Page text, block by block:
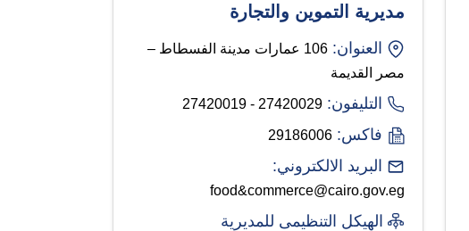
مديرية التموين والتجارة
العنوان:
106 عمارات مدينة الفسطاط –
مصر القديمة
التليفون: 27420029 - 27420019
فاكس: 29186006
البريد الالكتروني:
food&commerce@cairo.gov.eg
الهيكل التنظيمى للمديرية